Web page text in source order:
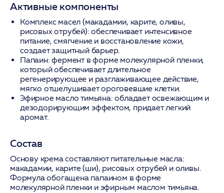
Активные компоненты
Комплекс масел (макадамии, карите, оливы,
рисовых отрубей): обеспечивает интенсивное
питание, смягчение и восстановление кожи,
создает защитный барьер.
Папаин: фермент в форме молекулярной пленки,
который обеспечивает длительное
регенерирующее и разглаживающее действие,
мягко отшелушивает ороговевшие клетки.
Эфирное масло тимьяна: обладает освежающим и
дезодорирующим эффектом, придает легкий
аромат.
Состав
Основу крема составляют питательные масла:
макадамии, карите (ши), рисовых отрубей и оливы.
Формула обогащена папаином в форме
молекулярной пленки и эфирным маслом тимьяна.